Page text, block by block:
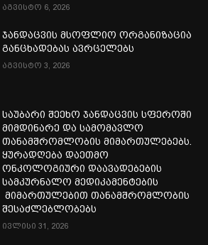
აგვისტო 6, 2026
ჯანდაცვის მსოფლიო ორგანიზაცია
განცხადებას ავრცელებს
აგვისტო 3, 2026
საუბარი შეეხო ჯანდაცვის სფეროში
მიმდინარე და სამომავლო
თანამშრომლობის მიმართულებებს.
ყურადღება დაეთმო
ონკოლოგიური დაავადებების
სამკურნალო მედიკამენტების
მიმართულებით თანამშრომლობის
შესაძლებლობებს
ივლისი 31, 2026